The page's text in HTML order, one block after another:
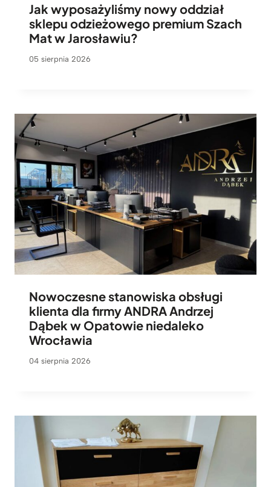
Jak wyposażyliśmy nowy oddział
sklepu odzieżowego premium Szach
Mat w Jarosławiu?
05 sierpnia 2026
Nowoczesne stanowiska obsługi
klienta dla firmy ANDRA Andrzej
Dąbek w Opatowie niedaleko
Wrocławia
04 sierpnia 2026